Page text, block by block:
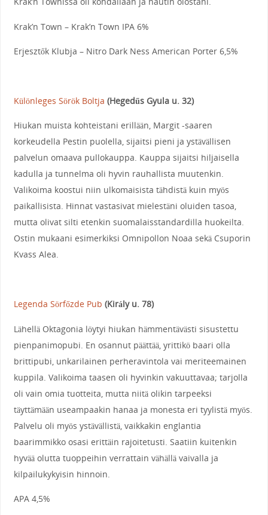
Krak’n Town – Krak’n Town IPA 6%
Erjesztők Klubja – Nitro Dark Ness American Porter 6,5%
Különleges Sörök Boltja (Hegedűs Gyula u. 32)
Hiukan muista kohteistani erillään, Margit -saaren
korkeudella Pestin puolella, sijaitsi pieni ja ystävällisen
palvelun omaava pullokauppa. Kauppa sijaitsi hiljaisella
kadulla ja tunnelma oli hyvin rauhallista muutenkin.
Valikoima koostui niin ulkomaisista tähdistä kuin myös
paikallisista. Hinnat vastasivat mielestäni oluiden tasoa,
mutta olivat silti etenkin suomalaisstandardilla huokeilta.
Ostin mukaani esimerkiksi Omnipollon Noaa sekä Csuporin
Kvass Alea.
Legenda Sörfőzde Pub (Király u. 78)
Lähellä Oktagonia löytyi hiukan hämmentävästi sisustettu
pienpanimopubi. En osannut päättää, yrittikö baari olla
brittipubi, unkarilainen perheravintola vai meriteemainen
kuppila. Valikoima taasen oli hyvinkin vakuuttavaa; tarjolla
oli vain omia tuotteita, mutta niitä olikin tarpeeksi
täyttämään useampaakin hanaa ja monesta eri tyylistä myös.
Palvelu oli myös ystävällistä, vaikkakin englantia
baarimmikko osasi erittäin rajoitetusti. Saatiin kuitenkin
hyvää olutta tuoppeihin verrattain vähällä vaivalla ja
kilpailukykyisin hinnoin.
APA 4,5%